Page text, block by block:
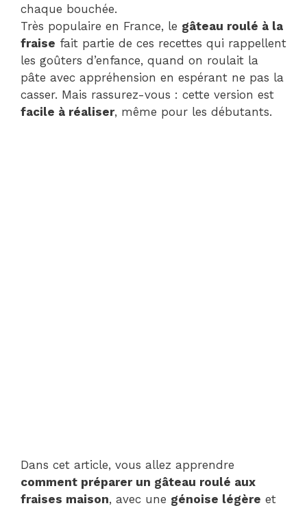
chaque bouchée.
Très populaire en France, le gâteau roulé à la
fraise fait partie de ces recettes qui rappellent
les goûters d’enfance, quand on roulait la
pâte avec appréhension en espérant ne pas la
casser. Mais rassurez-vous : cette version est
facile à réaliser, même pour les débutants.
Dans cet article, vous allez apprendre
comment préparer un gâteau roulé aux
fraises maison, avec une génoise légère et